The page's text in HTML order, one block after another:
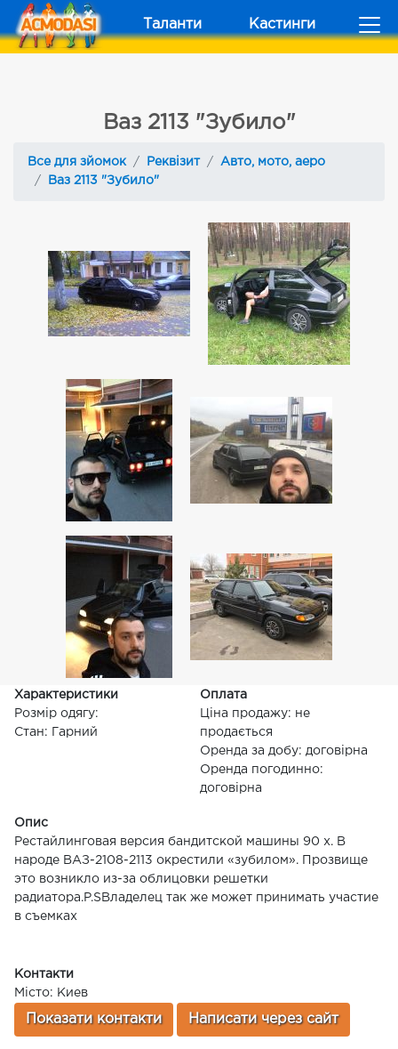
Таланти Кастинги
Ваз 2113 "Зубило"
Все для зйомок Реквізит
Авто, мото, аеро
Ваз 2113 "Зубило"
Характеристики
Розмір одягу:
Стан: Гарний
Оплата
Ціна продажу: не
продається
Оренда за добу: договірна
Оренда погодинно:
договірна
Опис
Рестайлинговая версия бандитской машины 90 х. В
народе ВАЗ-2108-2113 окрестили «зубилом». Прозвище
это возникло из-за облицовки решетки
радиатора.P.SВладелец так же может принимать участие
в съемках
Контакти
Місто: Киев
Показати контакти Написати через сайт